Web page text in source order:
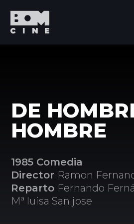
DE
HOMBRE
1985 Comedia
Director Ramon
Reparto Fernando
Mª luisa San jose